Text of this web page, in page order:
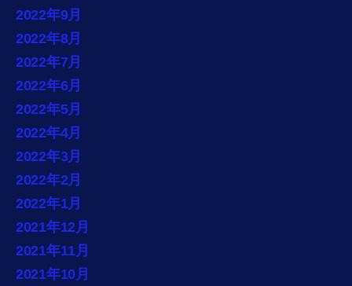
2022年9月
2022年8月
2022年7月
2022年6月
2022年5月
2022年4月
2022年3月
2022年2月
2022年1月
2021年12月
2021年11月
2021年10月